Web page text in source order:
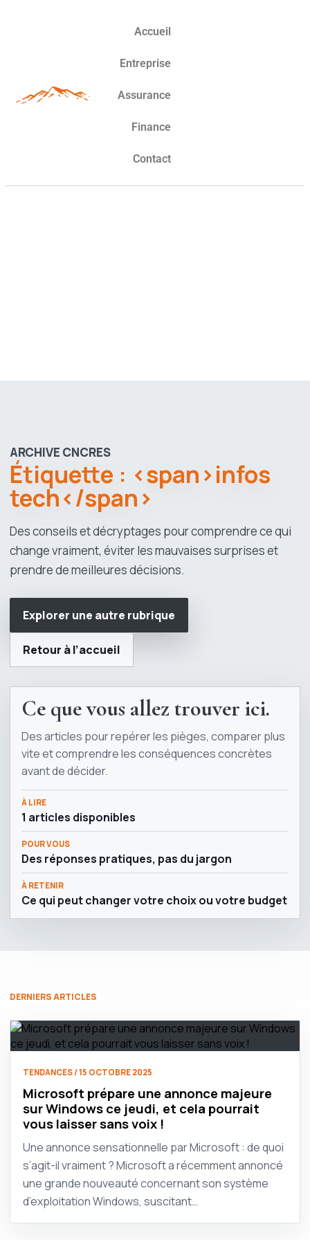
Accueil
Entreprise
Assurance
Finance
Contact
ARCHIVE CNCRES
Étiquette : <span>infos
tech</span>
Des conseils et décryptages pour comprendre ce qui
change vraiment, éviter les mauvaises surprises et
prendre de meilleures décisions.
Explorer une autre rubrique
Retour à l’accueil
Ce que vous allez trouver ici.
Des articles pour repérer les pièges, comparer plus
vite et comprendre les conséquences concrètes
avant de décider.
À LIRE
1 articles disponibles
POUR VOUS
Des réponses pratiques, pas du jargon
À RETENIR
Ce qui peut changer votre choix ou votre budget
DERNIERS ARTICLES
TENDANCES / 15 OCTOBRE 2025
Microsoft prépare une annonce majeure
sur Windows ce jeudi, et cela pourrait
vous laisser sans voix !
Une annonce sensationnelle par Microsoft : de quoi
s’agit-il vraiment ? Microsoft a récemment annoncé
une grande nouveauté concernant son système
d’exploitation Windows, suscitant…